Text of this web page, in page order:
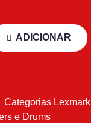
ADICIONAR
Categorias Lexmark
e Drums